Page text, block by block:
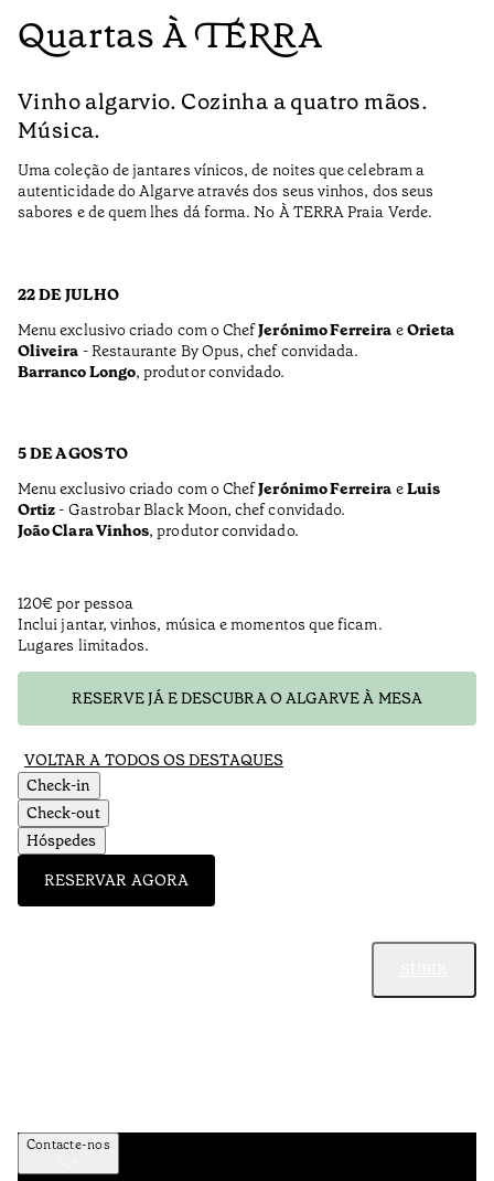
Quartas À TERRA
Vinho algarvio. Cozinha a quatro mãos.
Música.
Uma coleção de jantares vínicos, de noites que celebram a
autenticidade do Algarve através dos seus vinhos, dos seus
sabores e de quem lhes dá forma. No À TERRA Praia Verde.
22 DE JULHO
Menu exclusivo criado com o ChefJerónimo Ferreira eOrieta
Oliveira - Restaurante By Opus, chef convidada.
Barranco Longo, produtor convidado.
5 DE AGOSTO
Menu exclusivo criado com o ChefJerónimo Ferreira eLuis
Ortiz- Gastrobar Black Moon, chef convidado.
João Clara Vinhos, produtor convidado.
120€ por pessoa
Inclui jantar, vinhos, música e momentos que ficam.
Lugares limitados.
RESERVE JÁ E DESCUBRA O ALGARVE À MESA
VOLTAR A TODOS OS DESTAQUES
Check-in
Check-out
Hóspedes
RESERVAR AGORA
Contacte-nos